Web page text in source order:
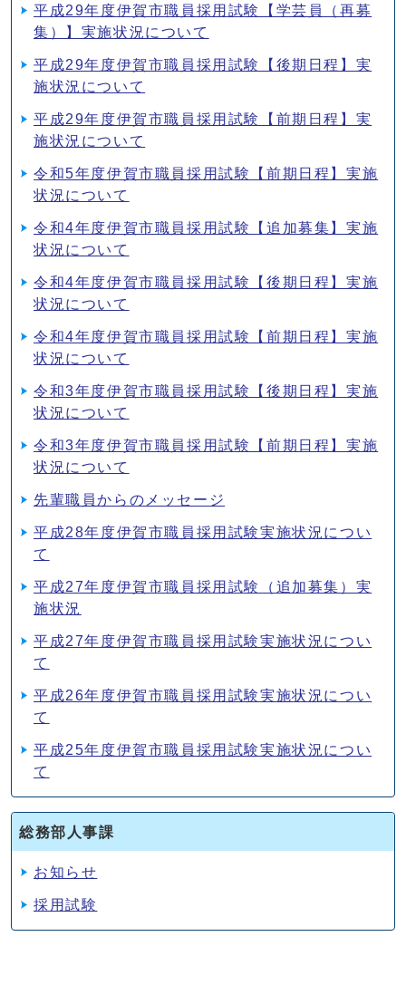
平成29年度伊賀市職員採用試験【学芸員（再募
集）】実施状況について
平成29年度伊賀市職員採用試験【後期日程】実
施状況について
平成29年度伊賀市職員採用試験【前期日程】実
施状況について
令和5年度伊賀市職員採用試験【前期日程】実施
状況について
令和4年度伊賀市職員採用試験【追加募集】実施
状況について
令和4年度伊賀市職員採用試験【後期日程】実施
状況について
令和4年度伊賀市職員採用試験【前期日程】実施
状況について
令和3年度伊賀市職員採用試験【後期日程】実施
状況について
令和3年度伊賀市職員採用試験【前期日程】実施
状況について
先輩職員からのメッセージ
平成28年度伊賀市職員採用試験実施状況につい
て
平成27年度伊賀市職員採用試験（追加募集）実
施状況
平成27年度伊賀市職員採用試験実施状況につい
て
平成26年度伊賀市職員採用試験実施状況につい
て
平成25年度伊賀市職員採用試験実施状況につい
て
総務部人事課
お知らせ
採用試験